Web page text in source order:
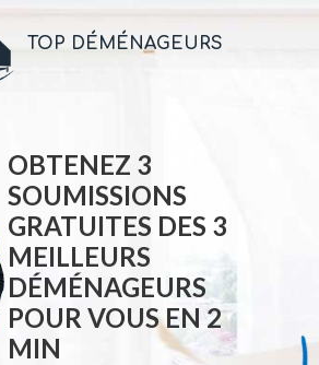
TOP DÉMÉNAGEURS
OBTENEZ 3
SOUMISSIONS
GRATUITES DES 3
MEILLEURS
DÉMÉNAGEURS
POUR VOUS EN 2
MIN